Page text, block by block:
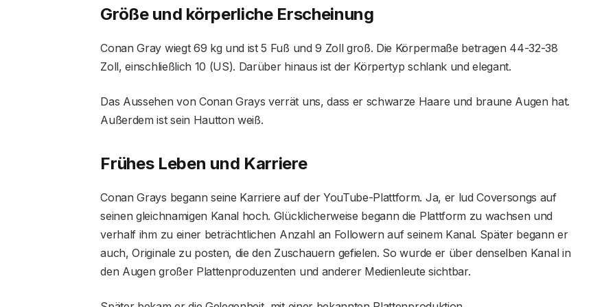
Größe und körperliche Erscheinung
Conan Gray wiegt 69 kg und ist 5 Fuß und 9 Zoll groß. Die Körpermaße betragen 44-32-38
Zoll, einschließlich 10 (US). Darüber hinaus ist der Körpertyp schlank und elegant.
Das Aussehen von Conan Grays verrät uns, dass er schwarze Haare und braune Augen hat.
Außerdem ist sein Hautton weiß.
Frühes Leben und Karriere
Conan Grays begann seine Karriere auf der YouTube-Plattform. Ja, er lud Coversongs auf
seinen gleichnamigen Kanal hoch. Glücklicherweise begann die Plattform zu wachsen und
verhalf ihm zu einer beträchtlichen Anzahl an Followern auf seinem Kanal. Später begann er
auch, Originale zu posten, die den Zuschauern gefielen. So wurde er über denselben Kanal in
den Augen großer Plattenproduzenten und anderer Medienleute sichtbar.